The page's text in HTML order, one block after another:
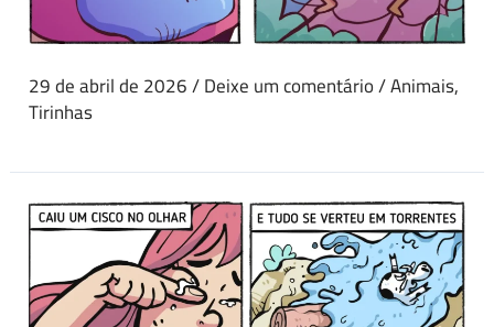
29 de abril de 2026/Deixe um comentário/Animais,
Tirinhas